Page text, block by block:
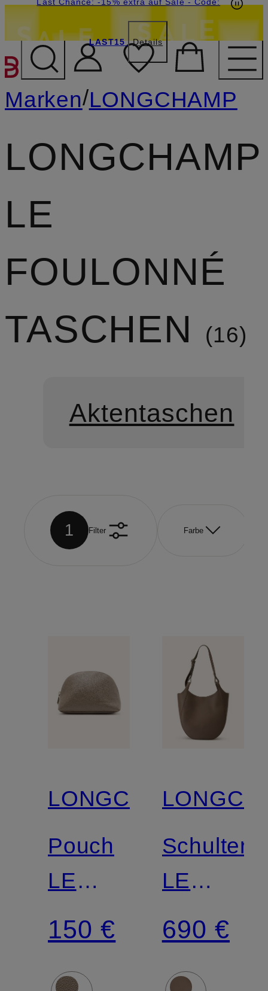
ZUM HAUPTINHALT
LAST15 Details
Marken/LONGCHAMP
LONGCHAMP
LE
FOULONNÉ
TASCHEN
16
Aktentaschen
1 Filter Farbe
LONGCHAMP
Pouch
LE
FOULONNÉ
150 €
LE
LARGE
690 €